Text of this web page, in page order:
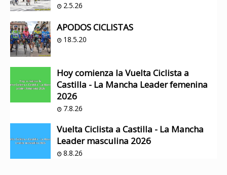
2.5.26
APODOS CICLISTAS
18.5.20
Hoy comienza la Vuelta Ciclista a
Castilla - La Mancha Leader femenina
2026
7.8.26
Vuelta Ciclista a Castilla - La Mancha
Leader masculina 2026
8.8.26